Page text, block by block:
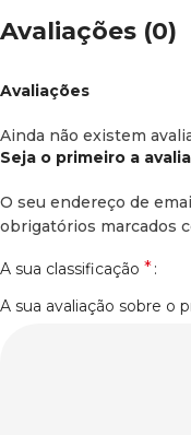
Avaliações (0)
Avaliações
Ainda não existem
Seja o primeiro a
O seu endereço de
obrigatórios marcados
A sua classificação *
A sua avaliação sobre o